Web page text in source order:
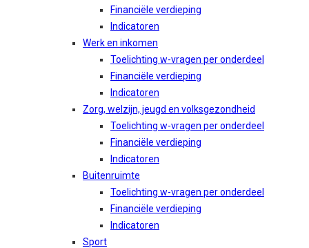
Financiële verdieping
Indicatoren
Werk en inkomen
Toelichting w-vragen per onderdeel
Financiële verdieping
Indicatoren
Zorg, welzijn, jeugd en volksgezondheid
Toelichting w-vragen per onderdeel
Financiële verdieping
Indicatoren
Buitenruimte
Toelichting w-vragen per onderdeel
Financiële verdieping
Indicatoren
Sport